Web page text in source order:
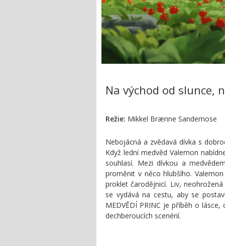
Na východ od slunce,
Režie: Mikkel Brænne Sandemose
Nebojácná a zvědavá dívka s
Když lední medvěd Valemon
souhlasí. Mezi dívkou a
proměnit v něco hlubšího.
proklet čarodějnicí. Liv,
se vydává na cestu, aby se
MEDVĚDÍ PRINC je příběh o
dechberoucích scenérií.